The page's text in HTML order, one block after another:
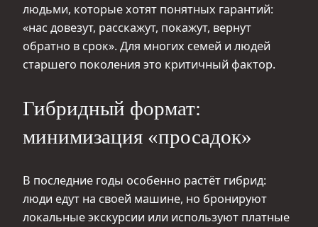
людьми, которые хотят понятных гарантий:
«нас довезут, расскажут, покажут, вернут
обратно в срок». Для многих семей и людей
старшего поколения это критичный фактор.
Гибридный формат:
минимизация «просадок»
В последние годы особенно растёт гибрид:
люди едут на своей машине, но бронируют
локальные экскурсии или используют платные